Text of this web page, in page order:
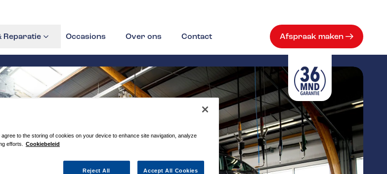
Reparatie Occasions Over ons Contact Afspraak maken
agree to the storing of cookies on your device to enhance site navigation, analyze
efforts.
Cookiebeleid
Reject All Accept All Cookies